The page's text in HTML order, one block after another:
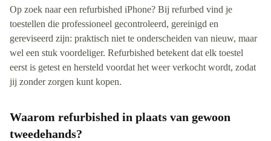
Op zoek naar een refurbished iPhone? Bij refurbed vind je
toestellen die professioneel gecontroleerd, gereinigd en
gereviseerd zijn: praktisch niet te onderscheiden van nieuw, maar
wel een stuk voordeliger. Refurbished betekent dat elk toestel
eerst is getest en hersteld voordat het weer verkocht wordt, zodat
jij zonder zorgen kunt kopen.
Waarom refurbished in plaats van gewoon
tweedehands?